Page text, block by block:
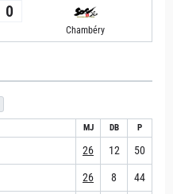
0
Chambéry
MJ DB P
26 12 50
26 8 44